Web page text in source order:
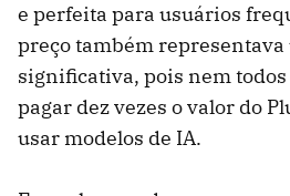
e perfeita para usuários
preço também
significativa, pois nem todos
pagar dez vezes o valor do
usar modelos de IA.